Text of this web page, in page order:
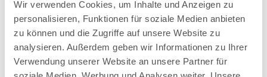
Wir verwenden Cookies, um Inhalte und Anzeigen zu
personalisieren, Funktionen für soziale Medien anbieten
zu können und die Zugriffe auf unsere Website zu
analysieren. Außerdem geben wir Informationen zu Ihrer
Verwendung unserer Website an unsere Partner für